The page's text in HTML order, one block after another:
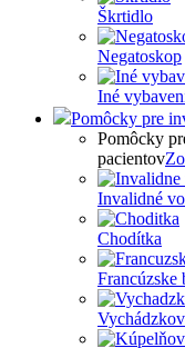
Škrtidlo
Negatoskop
Iné
Pomôcky pre
Pomôcky
pacientov
Invalidné
Chodítka
Francúzske